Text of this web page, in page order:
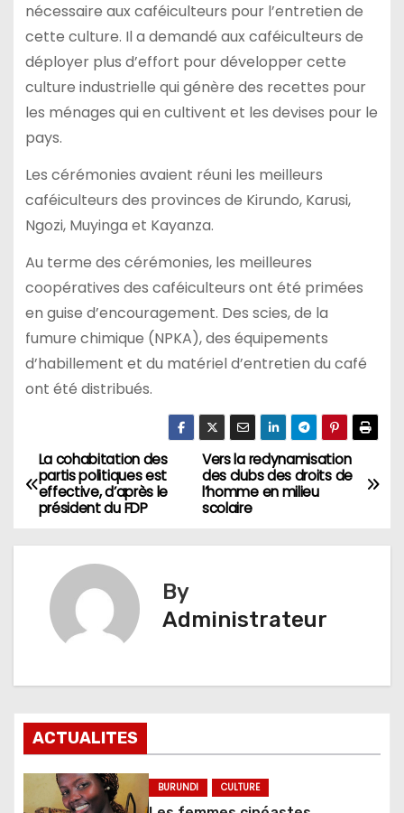
nécessaire aux caféiculteurs pour l’entretien de
cette culture. Il a demandé aux caféiculteurs de
déployer plus d’effort pour développer cette
culture industrielle qui génère des recettes pour
les ménages qui en cultivent et les devises pour le
pays.
Les cérémonies avaient réuni les meilleurs
caféiculteurs des provinces de Kirundo, Karusi,
Ngozi, Muyinga et Kayanza.
Au terme des cérémonies, les meilleures
coopératives des caféiculteurs ont été primées
en guise d’encouragement. Des scies, de la
fumure chimique (NPKA), des équipements
d’habillement et du matériel d’entretien du café
ont été distribués.
Navigation
de
l’article
Vers la redynamisation
des clubs des droits de
l’homme en milieu
scolaire
La cohabitation des
partis politiques est
effective, d’après le
président du FDP
By
Administrateur
ACTUALITES
BURUNDI CULTURE